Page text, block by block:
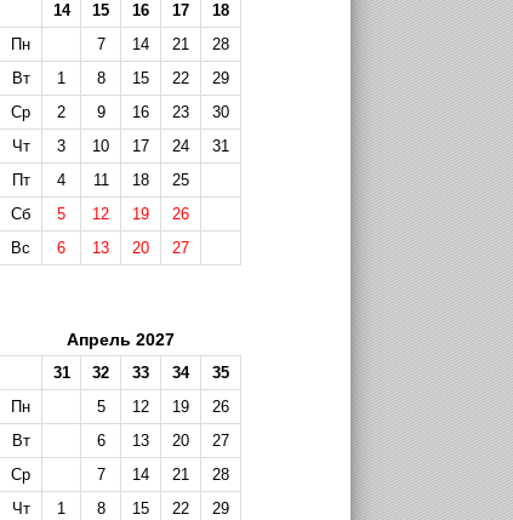
14 15 16 17
18
Пн
7 14 21
28
Вт
1 8 15 22
29
Ср
2 9 16 23
30
Чт
3 10 17 24
31
Пт
4 11 18
25
Сб
5 12 19
26
Вс
6 13 20 27
Апрель 2027
31 32 33 34
35
Пн
5 12 19
26
Вт
6 13 20
27
Ср
7 14 21
28
Чт
1 8 15 22
29